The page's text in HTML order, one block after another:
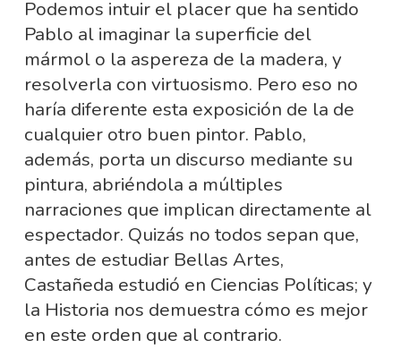
Podemos intuir el placer que ha sentido
Pablo al imaginar la superficie del
mármol o la aspereza de la madera, y
resolverla con virtuosismo. Pero eso no
haría diferente esta exposición de la de
cualquier otro buen pintor. Pablo,
además, porta un discurso mediante su
pintura, abriéndola a múltiples
narraciones que implican directamente al
espectador. Quizás no todos sepan que,
antes de estudiar Bellas Artes,
Castañeda estudió en Ciencias Políticas; y
la Historia nos demuestra cómo es mejor
en este orden que al contrario.